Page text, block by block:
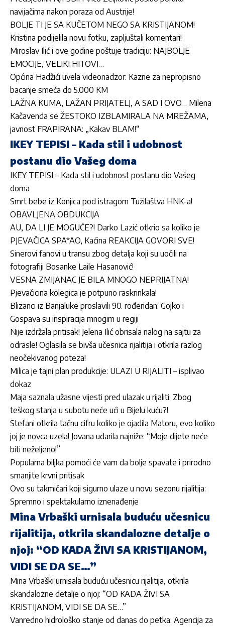
navijačima nakon poraza od Austrije!
BOLJE TI JE SA KUČETOM NEGO SA KRISTIJANOM!
Kristina podijelila novu fotku, zapljuštali komentari!
Miroslav Ilić i ove godine poštuje tradiciju: NAJBOLJE
EMOCIJE, VELIKI HITOVI…
Općina Hadžići uvela videonadzor: Kazne za nepropisno
bacanje smeća do 5.000 KM
LAŽNA KUMA, LAŽAN PRIJATELJ, A SAD I OVO… Milena
Kačavenda se ŽESTOKO IZBLAMIRALA NA MREŽAMA,
javnost FRAPIRANA: „Kakav BLAM!“
IKEY TEPISI – Kada stil i udobnost
postanu dio Vašeg doma
IKEY TEPISI – Kada stil i udobnost postanu dio Vašeg
doma
Smrt bebe iz Konjica pod istragom Tužilaštva HNK-a!
OBAVLJENA OBDUKCIJA
AU, DA LI JE MOGUĆE?! Darko Lazić otkrio sa koliko je
PJEVAČICA SPA*AO, Kaćina REAKCIJA GOVORI SVE!
Sinerovi fanovi u transu zbog detalja koji su uočili na
fotografiji Bosanke Laile Hasanović!
VESNA ZMIJANAC JE BILA MNOGO NEPRIJATNA!
Pjevačicina kolegica je potpuno raskrinkala!
Blizanci iz Banjaluke proslavili 90. rođendan: Gojko i
Gospava su inspiracija mnogim u regiji
Nije izdržala pritisak! Jelena Ilić obrisala nalog na sajtu za
odrasle! Oglasila se bivša učesnica rijalitija i otkrila razlog
neočekivanog poteza!
Milica je tajni plan produkcije: ULAZI U RIJALITI – isplivao
dokaz
Maja saznala užasne vijesti pred ulazak u rijaliti: Zbog
teškog stanja u subotu neće ući u Bijelu kuću?!
Stefani otkrila tačnu cifru koliko je ojadila Matoru, evo koliko
joj je novca uzela! Jovana udarila najniže: “Moje dijete neće
biti neželjeno!”
Popularna biljka pomoći će vam da bolje spavate i prirodno
smanjite krvni pritisak
Ovo su takmičari koji sigurno ulaze u novu sezonu rijalitija:
Spremno i spektakularno iznenađenje
Mina Vrbaški urnisala buduću učesnicu
rijalitija, otkrila skandalozne detalje o
njoj: “OD KADA ŽIVI SA KRISTIJANOM,
VIDI SE DA SE…”
Mina Vrbaški urnisala buduću učesnicu rijalitija, otkrila
skandalozne detalje o njoj: “OD KADA ŽIVI SA
KRISTIJANOM, VIDI SE DA SE…”
Vanredno hidrološko stanje od danas do petka: Agencija za